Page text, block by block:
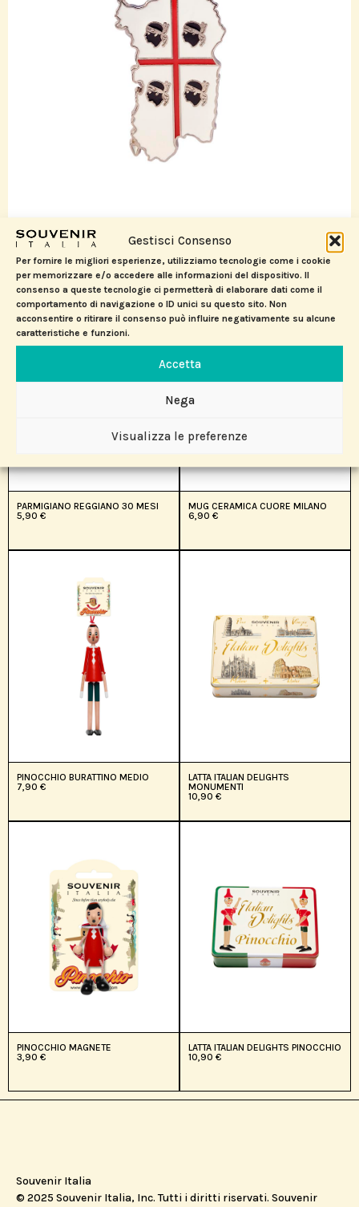
Gestisci Consenso
Per fornire le migliori esperienze, utilizziamo tecnologie come i cookie
per memorizzare e/o accedere alle informazioni del dispositivo. Il
consenso a queste tecnologie ci permetterà di elaborare dati come il
comportamento di navigazione o ID unici su questo sito. Non
acconsentire o ritirare il consenso può influire negativamente su alcune
caratteristiche e funzioni.
Accetta
Nega
Visualizza le preferenze
PRODOTTI CORRELATI
PARMIGIANO REGGIANO 30 MESI
5,90 €
MUG CERAMICA CUORE MILANO
6,90 €
PINOCCHIO BURATTINO MEDIO
7,90 €
LATTA ITALIAN DELIGHTS
MONUMENTI
10,90 €
PINOCCHIO MAGNETE
3,90 €
LATTA ITALIAN DELIGHTS PINOCCHIO
10,90 €
Souvenir Italia
© 2025 Souvenir Italia, Inc. Tutti i diritti riservati. Souvenir